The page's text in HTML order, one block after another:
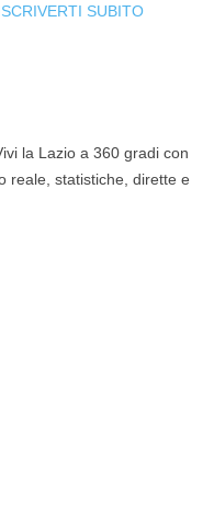
SUBITO
la Lazio a 360 gradi con
reale, statistiche, dirette e